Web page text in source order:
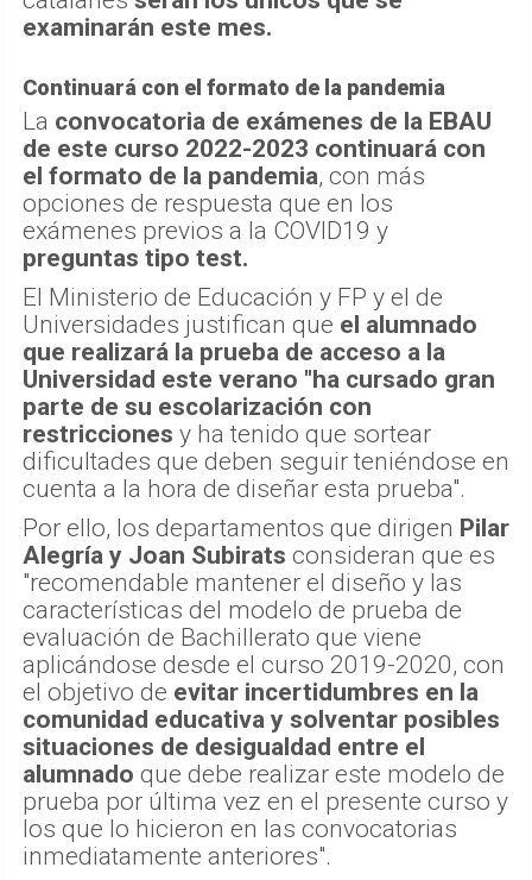
examinarán este mes.
Continuará con el formato de la pandemia
La convocatoria de exámenes de la EBAU
de este curso 2022-2023 continuará con
el formato de la pandemia, con más
opciones de respuesta que en los
exámenes previos a la COVID19 y
preguntas tipo test.
El Ministerio de Educación y FP y el de
Universidades justifican que el alumnado
que realizará la prueba de acceso a la
Universidad este verano "ha cursado gran
parte de su escolarización con
restricciones y ha tenido que sortear
dificultades que deben seguir teniéndose en
cuenta a la hora de diseñar esta prueba".
Por ello, los departamentos que dirigen Pilar
Alegría y Joan Subirats consideran que es
"recomendable mantener el diseño y las
características del modelo de prueba de
evaluación de Bachillerato que viene
aplicándose desde el curso 2019-2020, con
el objetivo de evitar incertidumbres en la
comunidad educativa y solventar posibles
situaciones de desigualdad entre el
alumnado que debe realizar este modelo de
prueba por última vez en el presente curso y
los que lo hicieron en las convocatorias
inmediatamente anteriores".